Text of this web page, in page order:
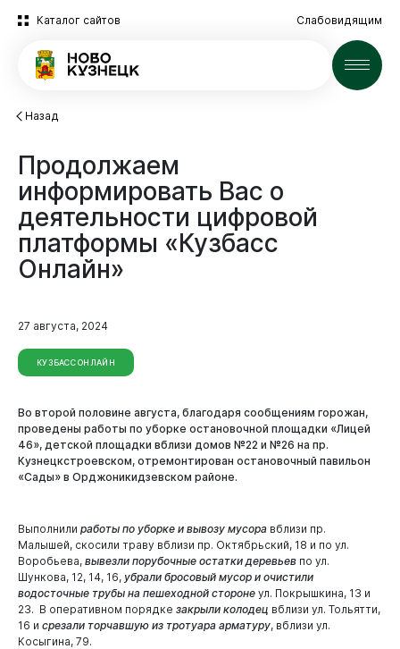
Каталог сайтов Слабовидящим
Новости
Новокузнецк
Назад
Продолжаем
информировать Вас о
деятельности цифровой
платформы «Кузбасс
Онлайн»
27 августа, 2024
КУЗБАСС ОНЛАЙН
Во второй половине августа, благодаря сообщениям горожан,
проведены работы по уборке остановочной площадки «Лицей
46», детской площадки вблизи домов №22 и №26 на пр.
Кузнецкстроевском, отремонтирован остановочный павильон
«Сады» в Орджоникидзевском районе.
Выполнили работы по уборке и вывозу мусора вблизи пр.
Малышей, скосили траву вблизи пр. Октябрьский, 18 и по ул.
Воробьева, вывезли порубочные остатки деревьев по ул.
Шункова, 12, 14, 16, убрали бросовый мусор и очистили
водосточные трубы на пешеходной стороне ул. Покрышкина, 13 и
23. В оперативном порядке закрыли колодец вблизи ул. Тольятти,
16 и срезали торчавшую из тротуара арматуру, вблизи ул.
Косыгина, 79.